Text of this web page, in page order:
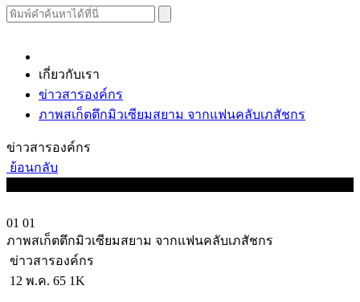
เกี่ยวกับเรา
ข่าวสารองค์กร
ภาพสเก็ตตึกมิวเซียมสยาม จากแฟนคลับเภสัชกร
ข่าวสารองค์กร
ย้อนกลับ
01 01
ภาพสเก็ตตึกมิวเซียมสยาม จากแฟนคลับเภสัชกร
ข่าวสารองค์กร
12 พ.ค. 65 1K